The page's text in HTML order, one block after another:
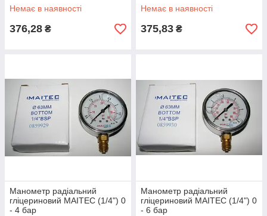
Немає в наявності
376,28 ₴
Немає в наявності
375,83 ₴
Манометр радіальний
гліцериновий MAITEC (1/4") 0
- 4 бар
Манометр радіальний
гліцериновий MAITEC (1/4") 0
- 6 бар